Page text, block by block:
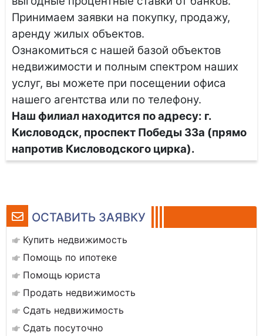
ОСТАВИТЬ ЗАЯВКУ
Купить недвижимость
Помощь по ипотеке
Помощь юриста
Продать недвижимость
Сдать недвижимость
Сдать посуточно
Принимаем заявки на покупку, продажу,
аренду жилых объектов.
Ознакомиться с нашей базой объектов
недвижимости и полным спектром наших
услуг, вы можете при посещении офиса
нашего агентства или по телефону.
Наш филиал находится по адресу: г.
Кисловодск, проспект Победы 33а (прямо
напротив Кисловодского цирка).